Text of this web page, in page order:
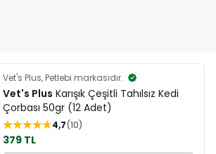
Vet's Plus, Petlebi markasıdır.
Vet's Plus Karışık Çeşitli Tahılsız Kedi
Çorbası 50gr (12 Adet)
4,7 10
379 TL